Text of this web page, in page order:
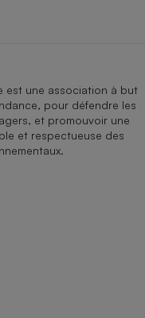
est une association à but
pour défendre les
et promouvoir une
et respectueuse des